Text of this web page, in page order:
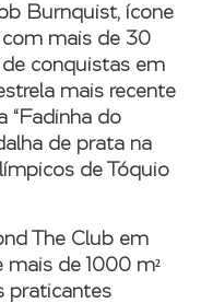
Burnquist, ícone
mais de 30
conquistas em
mais recente
“Fadinha do
de prata na
de Tóquio
The Club em
de 1000 m²
praticantes